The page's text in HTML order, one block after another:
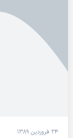
۲۴ فروردین ۱۳۸۹